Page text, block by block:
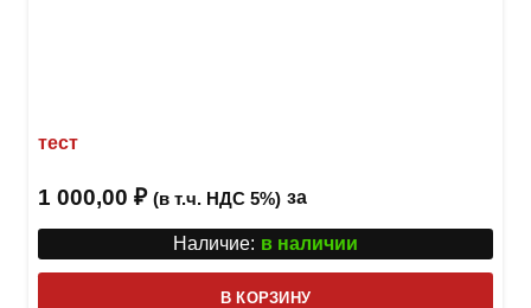
тест
1 000,00 ₽ (в т.ч. НДС 5%) за
Наличие: в наличии
В КОРЗИНУ